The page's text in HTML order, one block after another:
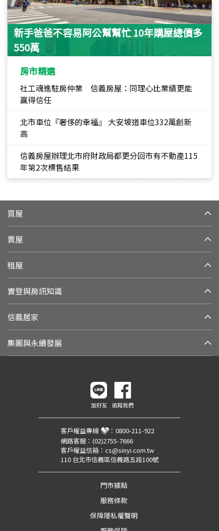
新手爸爸不容易阿公幫幫忙 10年購屋總價多
550萬
房市精選
社工魂進駐房仲業 信義房屋：同理心比業績更能
贏得信任
北市車位『奢侈的幸福』 大安坡道車位332萬創新
高
信義房屋辦理北市府財政局都更分回市有不動產115
年第2次標售結果
買屋
賣屋
租屋
實登與房訊知識
信義居家
集團與永續發展
加好友 追蹤我們
客戶權益專線 ： 0800-211-922
網路客服： (02)2755-7666
客戶權益信箱： cs@sinyi.com.tw
110 台北市信義區信義路五段100號
門市據點
服務條款
保障隱私權聲明